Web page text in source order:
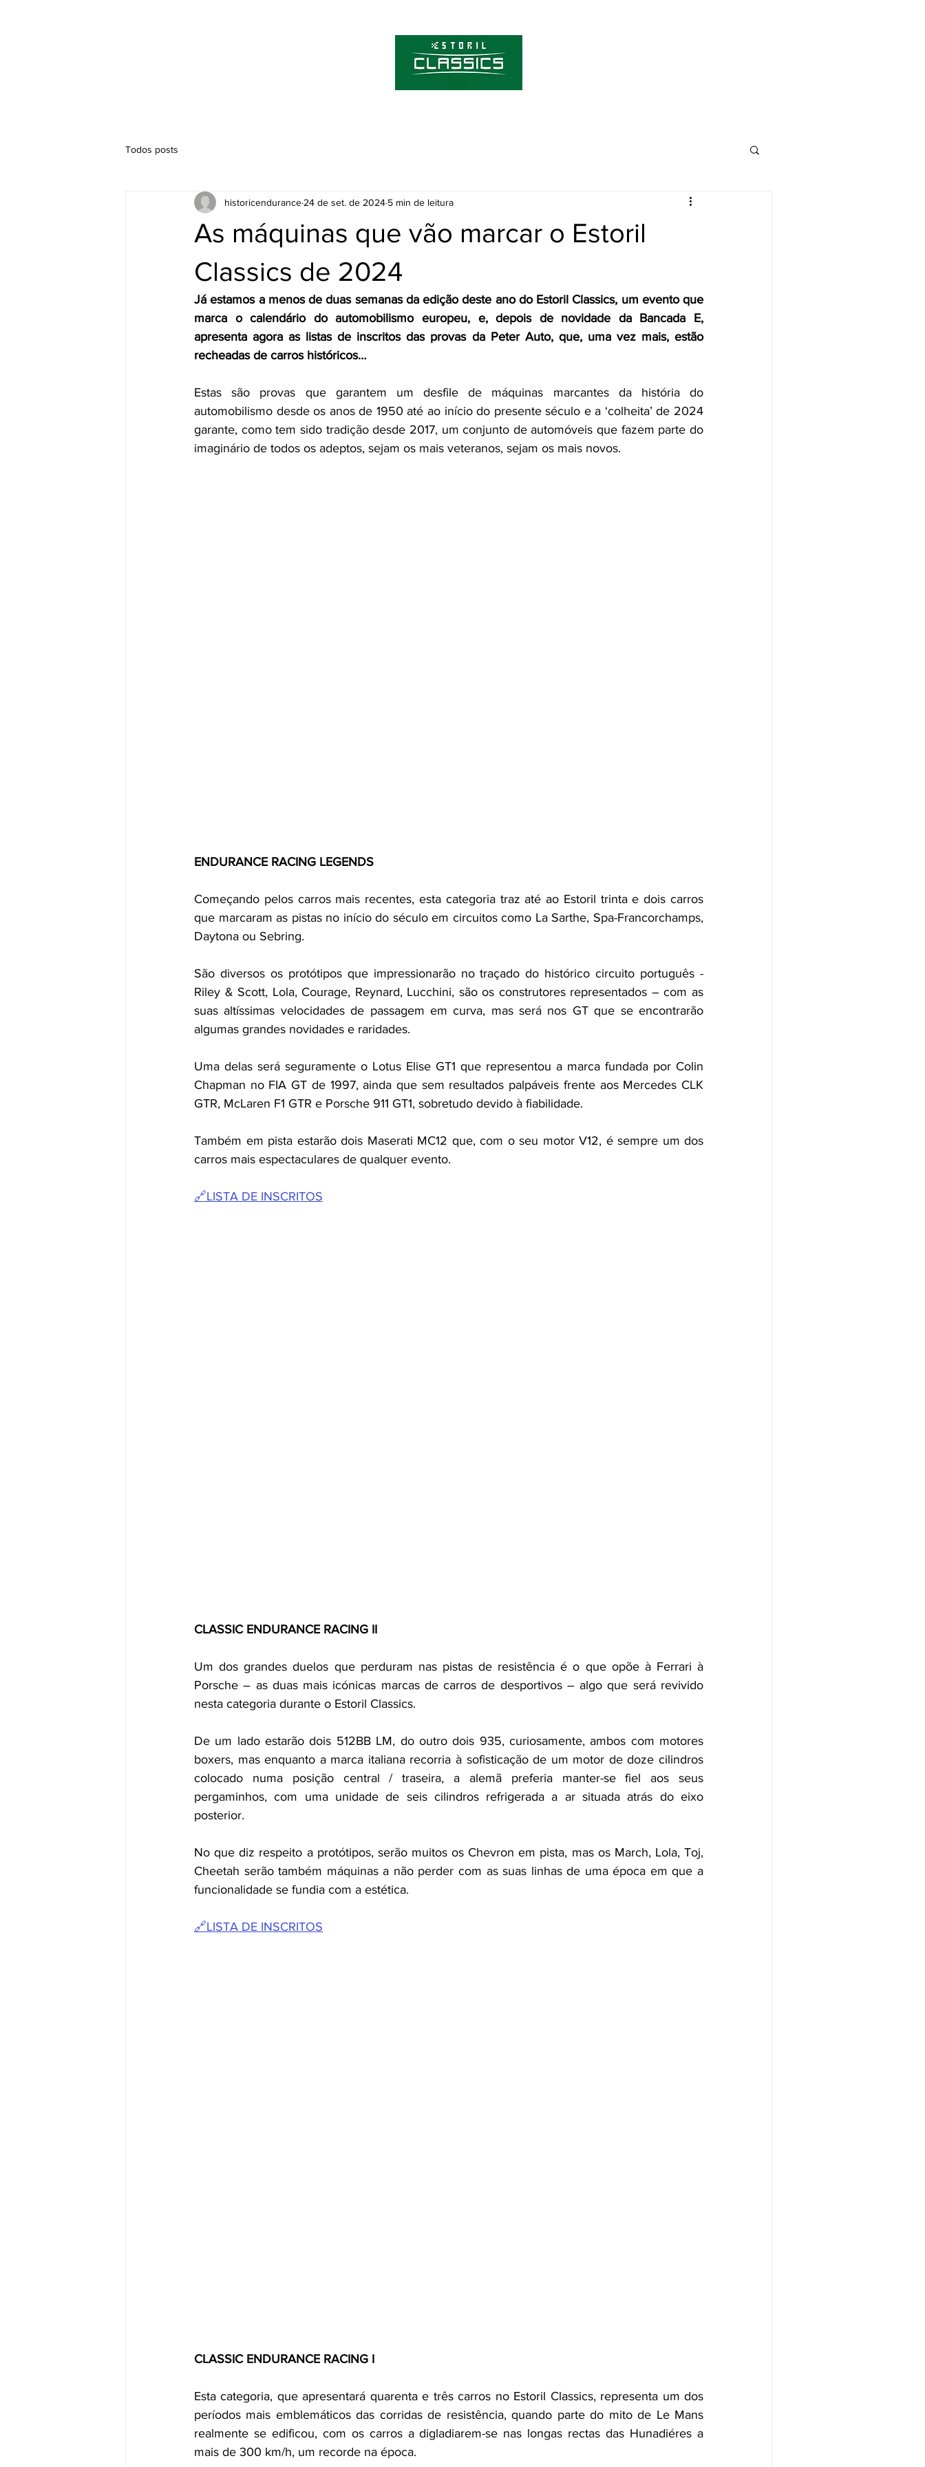
Todos posts
As máquinas que vão marcar o Estoril
Classics de 2024
historicendurance 24 de set. de 2024 5 min de leitura
Já estamos a menos de duas semanas da edição deste ano do Estoril Classics, um evento que
marca o calendário do automobilismo europeu, e, depois de novidade da Bancada E,
apresenta agora as listas de inscritos das provas da Peter Auto, que, uma vez mais, estão
recheadas de carros históricos…
Estas são provas que garantem um desfile de máquinas marcantes da história do
automobilismo desde os anos de 1950 até ao início do presente século e a ‘colheita’ de 2024
garante, como tem sido tradição desde 2017, um conjunto de automóveis que fazem parte do
imaginário de todos os adeptos, sejam os mais veteranos, sejam os mais novos.
ENDURANCE RACING LEGENDS
Começando pelos carros mais recentes, esta categoria traz até ao Estoril trinta e dois carros
que marcaram as pistas no início do século em circuitos como La Sarthe, Spa-Francorchamps,
Daytona ou Sebring.
São diversos os protótipos que impressionarão no traçado do histórico circuito português -
Riley & Scott, Lola, Courage, Reynard, Lucchini, são os construtores representados – com as
suas altíssimas velocidades de passagem em curva, mas será nos GT que se encontrarão
algumas grandes novidades e raridades.
Uma delas será seguramente o Lotus Elise GT1 que representou a marca fundada por Colin
Chapman no FIA GT de 1997, ainda que sem resultados palpáveis frente aos Mercedes CLK
GTR, McLaren F1 GTR e Porsche 911 GT1, sobretudo devido à fiabilidade.
Também em pista estarão dois Maserati MC12 que, com o seu motor V12, é sempre um dos
carros mais espectaculares de qualquer evento.
🔗LISTA DE INSCRITOS
CLASSIC ENDURANCE RACING II
Um dos grandes duelos que perduram nas pistas de resistência é o que opõe à Ferrari à
Porsche – as duas mais icónicas marcas de carros de desportivos – algo que será revivido
nesta categoria durante o Estoril Classics.
De um lado estarão dois 512BB LM, do outro dois 935, curiosamente, ambos com motores
boxers, mas enquanto a marca italiana recorria à sofisticação de um motor de doze cilindros
colocado numa posição central / traseira, a alemã preferia manter-se fiel aos seus
pergaminhos, com uma unidade de seis cilindros refrigerada a ar situada atrás do eixo
posterior.
No que diz respeito a protótipos, serão muitos os Chevron em pista, mas os March, Lola, Toj,
Cheetah serão também máquinas a não perder com as suas linhas de uma época em que a
funcionalidade se fundia com a estética.
🔗LISTA DE INSCRITOS
CLASSIC ENDURANCE RACING I
Esta categoria, que apresentará quarenta e três carros no Estoril Classics, representa um dos
períodos mais emblemáticos das corridas de resistência, quando parte do mito de Le Mans
realmente se edificou, com os carros a digladiarem-se nas longas rectas das Hunadiéres a
mais de 300 km/h, um recorde na época.